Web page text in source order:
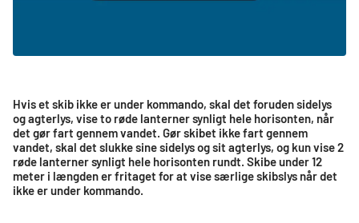
Hvis et skib ikke er under kommando, skal det foruden sidelys
og agterlys, vise to røde lanterner synligt hele horisonten, når
det gør fart gennem vandet. Gør skibet ikke fart gennem
vandet, skal det slukke sine sidelys og sit agterlys, og kun vise 2
røde lanterner synligt hele horisonten rundt. Skibe under 12
meter i længden er fritaget for at vise særlige skibslys når det
ikke er under kommando.